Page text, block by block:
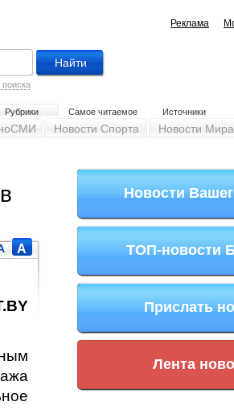
Реклама
поиска
Источники
Самое читаемое
Рубрики
Новости Спорта Новости Мира
A
Новости
ТОП-новости
Прислать
Лента